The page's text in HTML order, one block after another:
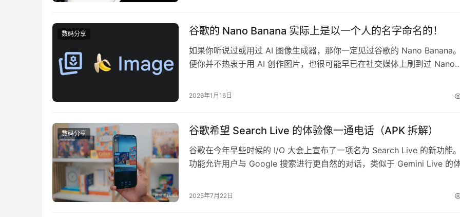
数码分享 谷歌的 Nano Banana 实际上是以一个人的名字命名的！
如果你听说过或用过 AI 图像生成器，那你一定见过谷歌的 Nano Banana
便你并不热衷于用 AI 创作图片，也很可能早已在社交媒体上刷到过 Nano
和我们一样，一直很好奇：谷歌为什么会给它取名叫 Nano Banana？现在
2026年1月16日
数码分享 谷歌希望 Search Live 的体验像一通电话（APK 拆解）
谷歌在今年早些时候的 I/O 大会上宣布了一项名为 Search Live 的新功能
功能允许用户与 Google 搜索进行更自然的对话，类似于 Gemini Live 的
（版本 16.28.59.sa.arm64 beta）进行了拆包分析，发现 Search Live 的
2025年7月22日